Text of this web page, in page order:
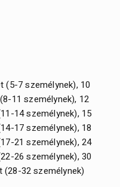
(5-7 személynek), 10
11 személynek), 12
14 személynek), 15
17 személynek), 18
21 személynek), 24
26 személynek), 30
(28-32 személynek)